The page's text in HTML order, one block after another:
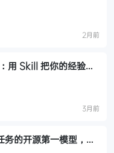
2月前
用 Skill 把你的经验装
3月前
的开源第一模型，